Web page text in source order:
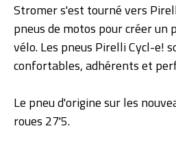
Stromer s'est tourné vers
pneus de motos pour créer un
vélo. Les pneus Pirelli Cycl-e!
confortables, adhérents et
Le pneu d'origine sur les
roues 27'5.